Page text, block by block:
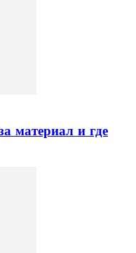
материал и где